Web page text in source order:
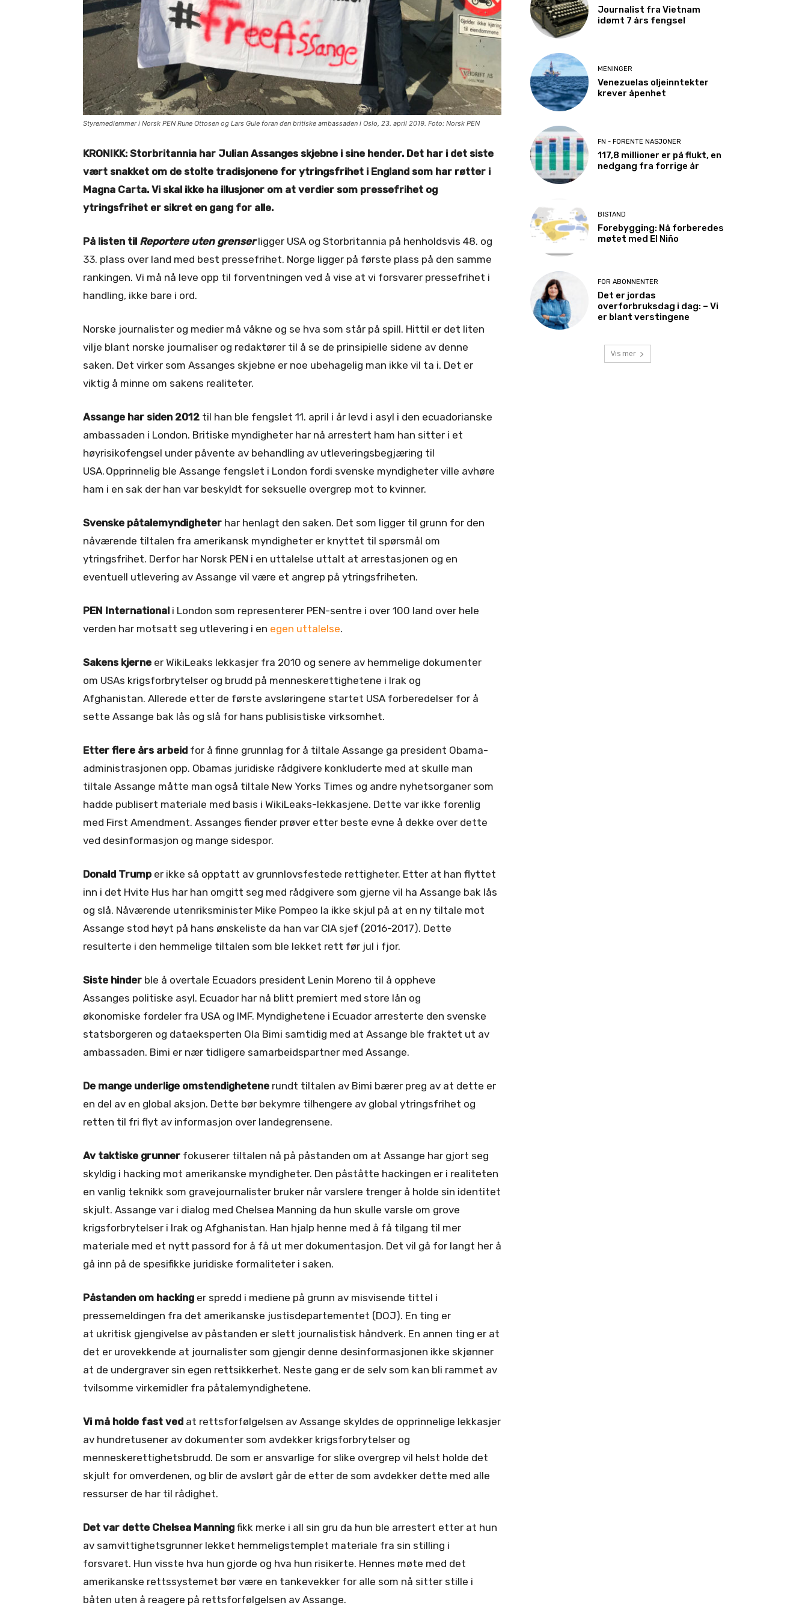
Styremedlemmer i Norsk PEN Rune Ottosen og Lars Gule foran den britiske ambassaden i Oslo, 23. april 2019. Foto: Norsk PEN
KRONIKK: Storbritannia har Julian Assanges skjebne i sine hender. Det har i det siste
vært snakket om de stolte tradisjonene for ytringsfrihet i England som har røtter i
Magna Carta. Vi skal ikke ha illusjoner om at verdier som pressefrihet og
ytringsfrihet er sikret en gang for alle.
På listen til Reportere uten grenserligger USA og Storbritannia på henholdsvis 48. og
33. plass over land med best pressefrihet. Norge ligger på første plass på den samme
rankingen. Vi må nå leve opp til forventningen ved å vise at vi forsvarer pressefrihet i
handling, ikke bare i ord.
Norske journalister og medier må våkne og se hva som står på spill. Hittil er det liten
vilje blant norske journaliser og redaktører til å se de prinsipielle sidene av denne
saken. Det virker som Assanges skjebne er noe ubehagelig man ikke vil ta i. Det er
viktig å minne om sakens realiteter.
Assange har siden 2012 til han ble fengslet 11. april i år levd i asyl i den ecuadorianske
ambassaden i London. Britiske myndigheter har nå arrestert ham han sitter i et
høyrisikofengsel under påvente av behandling av utleveringsbegjæring til
USA. Opprinnelig ble Assange fengslet i London fordi svenske myndigheter ville avhøre
ham i en sak der han var beskyldt for seksuelle overgrep mot to kvinner.
Svenske påtalemyndigheter har henlagt den saken. Det som ligger til grunn for den
nåværende tiltalen fra amerikansk myndigheter er knyttet til spørsmål om
ytringsfrihet. Derfor har Norsk PEN i en uttalelse uttalt at arrestasjonen og en
eventuell utlevering av Assange vil være et angrep på ytringsfriheten.
PEN International i London som representerer PEN-sentre i over 100 land over hele
verden har motsatt seg utlevering i en egen uttalelse.
Sakens kjerne er WikiLeaks lekkasjer fra 2010 og senere av hemmelige dokumenter
om USAs krigsforbrytelser og brudd på menneskerettighetene i Irak og
Afghanistan. Allerede etter de første avsløringene startet USA forberedelser for å
sette Assange bak lås og slå for hans publisistiske virksomhet.
Etter flere års arbeid for å finne grunnlag for å tiltale Assange ga president Obama-
administrasjonen opp. Obamas juridiske rådgivere konkluderte med at skulle man
tiltale Assange måtte man også tiltale New Yorks Times og andre nyhetsorganer som
hadde publisert materiale med basis i WikiLeaks-lekkasjene. Dette var ikke forenlig
med First Amendment. Assanges fiender prøver etter beste evne å dekke over dette
ved desinformasjon og mange sidespor.
Donald Trump er ikke så opptatt av grunnlovsfestede rettigheter. Etter at han flyttet
inn i det Hvite Hus har han omgitt seg med rådgivere som gjerne vil ha Assange bak lås
og slå. Nåværende utenriksminister Mike Pompeo la ikke skjul på at en ny tiltale mot
Assange stod høyt på hans ønskeliste da han var CIA sjef (2016-2017). Dette
resulterte i den hemmelige tiltalen som ble lekket rett før jul i fjor.
Siste hinder ble å overtale Ecuadors president Lenin Moreno til å oppheve
Assanges politiske asyl. Ecuador har nå blitt premiert med store lån og
økonomiske fordeler fra USA og IMF. Myndighetene i Ecuador arresterte den svenske
statsborgeren og dataeksperten Ola Bimi samtidig med at Assange ble fraktet ut av
ambassaden. Bimi er nær tidligere samarbeidspartner med Assange.
De mange underlige omstendighetene rundt tiltalen av Bimi bærer preg av at dette er
en del av en global aksjon. Dette bør bekymre tilhengere av global ytringsfrihet og
retten til fri flyt av informasjon over landegrensene.
Av taktiske grunner fokuserer tiltalen nå på påstanden om at Assange har gjort seg
skyldig i hacking mot amerikanske myndigheter. Den påståtte hackingen er i realiteten
en vanlig teknikk som gravejournalister bruker når varslere trenger å holde sin identitet
skjult. Assange var i dialog med Chelsea Manning da hun skulle varsle om grove
krigsforbrytelser i Irak og Afghanistan. Han hjalp henne med å få tilgang til mer
materiale med et nytt passord for å få ut mer dokumentasjon. Det vil gå for langt her å
gå inn på de spesifikke juridiske formaliteter i saken.
Påstanden om hacking er spredd i mediene på grunn av misvisende tittel i
pressemeldingen fra det amerikanske justisdepartementet (DOJ). En ting er
at ukritisk gjengivelse av påstanden er slett journalistisk håndverk. En annen ting er at
det er urovekkende at journalister som gjengir denne desinformasjonen ikke skjønner
at de undergraver sin egen rettsikkerhet. Neste gang er de selv som kan bli rammet av
tvilsomme virkemidler fra påtalemyndighetene.
Vi må holde fast ved at rettsforfølgelsen av Assange skyldes de opprinnelige lekkasjer
av hundretusener av dokumenter som avdekker krigsforbrytelser og
menneskerettighetsbrudd. De som er ansvarlige for slike overgrep vil helst holde det
skjult for omverdenen, og blir de avslørt går de etter de som avdekker dette med alle
ressurser de har til rådighet.
Det var dette Chelsea Manning fikk merke i all sin gru da hun ble arrestert etter at hun
av samvittighetsgrunner lekket hemmeligstemplet materiale fra sin stilling i
forsvaret. Hun visste hva hun gjorde og hva hun risikerte. Hennes møte med det
amerikanske rettssystemet bør være en tankevekker for alle som nå sitter stille i
båten uten å reagere på rettsforfølgelsen av Assange.
Journalist fra Vietnam
idømt 7 års fengsel
MENINGER
Venezuelas oljeinntekter
krever åpenhet
FN - FORENTE NASJONER
117,8 millioner er på flukt, en
nedgang fra forrige år
BISTAND
Forebygging: Nå forberedes
møtet med El Niño
FOR ABONNENTER
Det er jordas
overforbruksdag i dag: – Vi
er blant verstingene
Vis mer